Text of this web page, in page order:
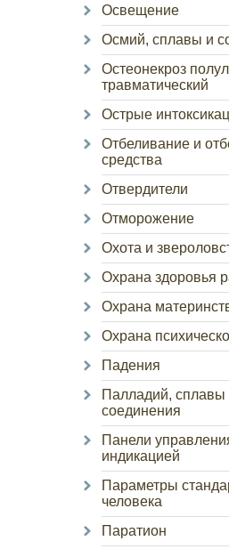
Освещение
Осмий, сплавы и
Остеонекроз
травматический
Острые
Отбеливание и
средства
Отвердители
Отморожение
Охота и
Охрана здоровья
Охрана
Охрана
Падения
Палладий, сплавы
соединения
Панели
индикацией
Параметры
человека
Паратион